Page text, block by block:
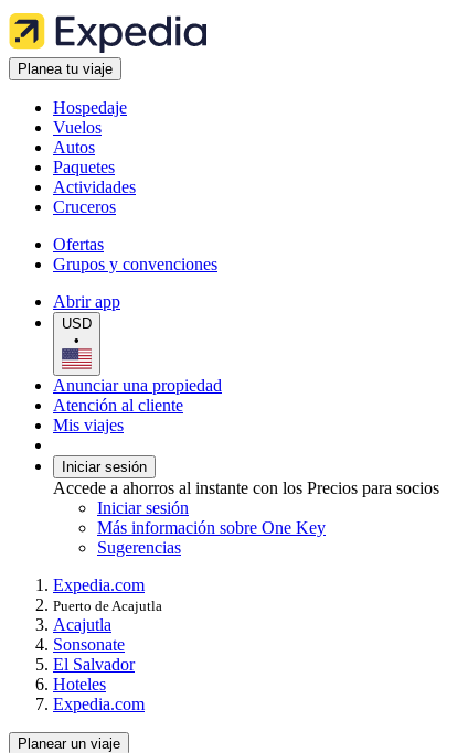
Planea tu viaje
Hospedaje
Vuelos
Autos
Paquetes
Actividades
Cruceros
Ofertas
Grupos y convenciones
Abrir app
USD
•
Anunciar una propiedad
Atención al cliente
Mis viajes
Iniciar sesión
Accede a ahorros al instante con los Precios para socios
Iniciar sesión
Más información sobre One Key
Sugerencias
Expedia.com
Puerto de Acajutla
Acajutla
Sonsonate
El Salvador
Hoteles
Expedia.com
Planear un viaje